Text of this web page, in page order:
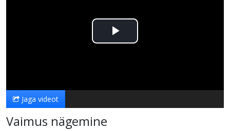
Esita
Jaga videot
Vaimus nägemine